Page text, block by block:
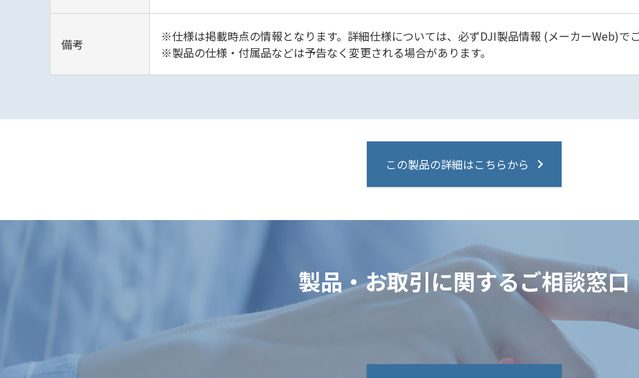
備考
※仕様は掲載時点の情報となります。詳細仕様については、必ずDJI製品情報 (メーカーWeb)でご
※製品の仕様・付属品などは予告なく変更される場合があります。
この製品の詳細はこちらから
製品・お取引に関するご相談窓口